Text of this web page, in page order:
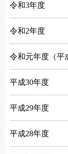
令和3年度
令和2年度
令和元年度（平
平成30年度
平成29年度
平成28年度